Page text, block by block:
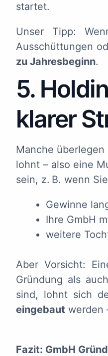
startet.
Unser Tipp:
Ausschüttungen
zu Jahresbeginn.
5.
klarer
Manche
lohnt – also eine
sein, z. B. wenn
Gewinne
Ihre GmbH
weitere
Aber Vorsicht:
Gründung als
sind, lohnt sich
eingebaut werden
Fazit: GmbH